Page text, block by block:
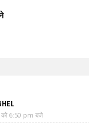
6:50 pm बजे